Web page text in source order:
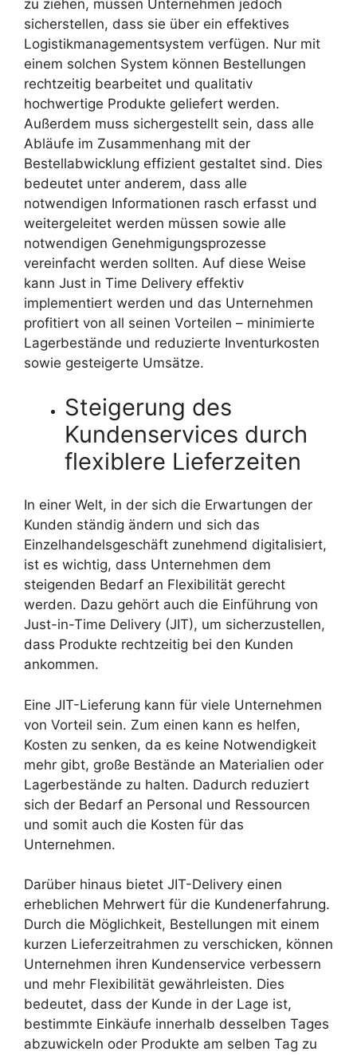
zu ziehen, müssen Unternehmen jedoch
sicherstellen, dass sie über ein effektives
Logistikmanagementsystem verfügen. Nur mit
einem solchen System können Bestellungen
rechtzeitig bearbeitet und qualitativ
hochwertige Produkte geliefert werden.
Außerdem muss sichergestellt sein, dass alle
Abläufe im Zusammenhang mit der
Bestellabwicklung effizient gestaltet sind. Dies
bedeutet unter anderem, dass alle
notwendigen Informationen rasch erfasst und
weitergeleitet werden müssen sowie alle
notwendigen Genehmigungsprozesse
vereinfacht werden sollten. Auf diese Weise
kann Just in Time Delivery effektiv
implementiert werden und das Unternehmen
profitiert von all seinen Vorteilen – minimierte
Lagerbestände und reduzierte Inventurkosten
sowie gesteigerte Umsätze.
Steigerung des
Kundenservices durch
flexiblere Lieferzeiten
In einer Welt, in der sich die Erwartungen der
Kunden ständig ändern und sich das
Einzelhandelsgeschäft zunehmend digitalisiert,
ist es wichtig, dass Unternehmen dem
steigenden Bedarf an Flexibilität gerecht
werden. Dazu gehört auch die Einführung von
Just-in-Time Delivery (JIT), um sicherzustellen,
dass Produkte rechtzeitig bei den Kunden
ankommen.
Eine JIT-Lieferung kann für viele Unternehmen
von Vorteil sein. Zum einen kann es helfen,
Kosten zu senken, da es keine Notwendigkeit
mehr gibt, große Bestände an Materialien oder
Lagerbestände zu halten. Dadurch reduziert
sich der Bedarf an Personal und Ressourcen
und somit auch die Kosten für das
Unternehmen.
Darüber hinaus bietet JIT-Delivery einen
erheblichen Mehrwert für die Kundenerfahrung.
Durch die Möglichkeit, Bestellungen mit einem
kurzen Lieferzeitrahmen zu verschicken, können
Unternehmen ihren Kundenservice verbessern
und mehr Flexibilität gewährleisten. Dies
bedeutet, dass der Kunde in der Lage ist,
bestimmte Einkäufe innerhalb desselben Tages
abzuwickeln oder Produkte am selben Tag zu